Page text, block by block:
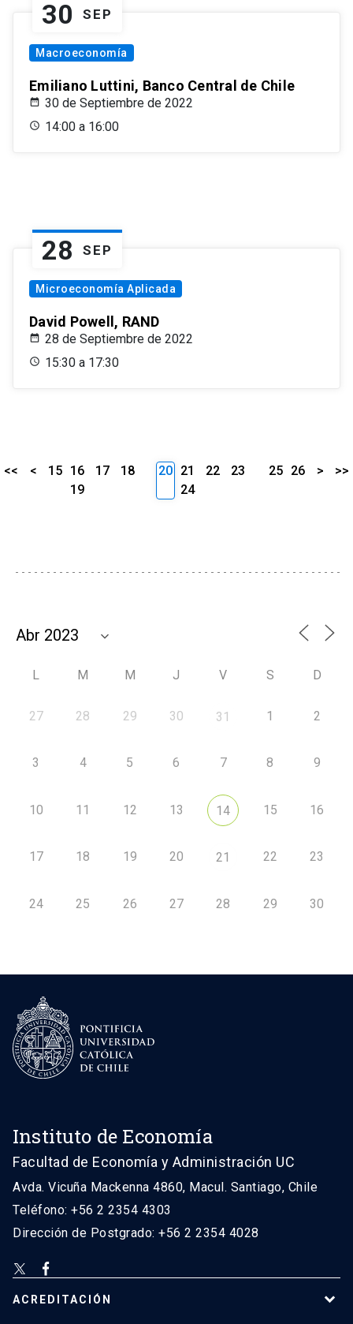
30 SEP
Macroeconomía
Emiliano Luttini, Banco Central de Chile
30 de Septiembre de 2022
14:00 a 16:00
28 SEP
Microeconomía Aplicada
David Powell, RAND
28 de Septiembre de 2022
15:30 a 17:30
<< < 15 16 17
18
19
20 21 22
23
24
25 26 > >>
L M M J V S D
27 28 29 30 31 1 2
3 4 5 6 7 8 9
10 11 12 13 14 15 16
17 18 19 20 21 22 23
24 25 26 27 28 29 30
Instituto de Economía
Facultad de Economía y Administración UC
Avda. Vicuña Mackenna 4860, Macul. Santiago, Chile
Teléfono: +56 2 2354 4303
Dirección de Postgrado: +56 2 2354 4028
ACREDITACIÓN